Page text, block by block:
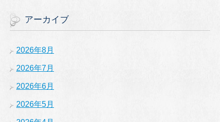
アーカイブ
2026年8月
2026年7月
2026年6月
2026年5月